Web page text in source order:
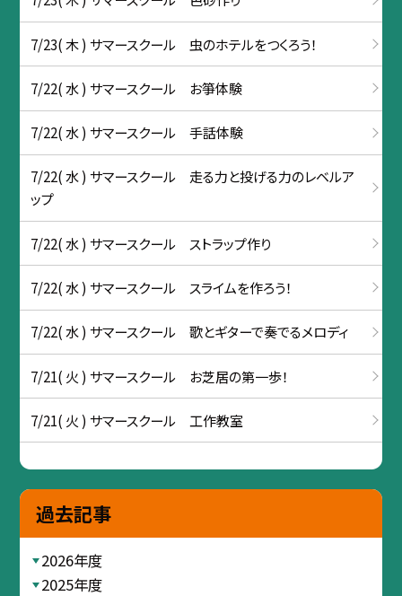
7/23( 木 ) サマースクール 虫のホテルをつくろう！
7/22( 水 ) サマースクール お箏体験
7/22( 水 ) サマースクール 手話体験
7/22( 水 ) サマースクール 走る力と投げる力のレベルア
ップ
7/22( 水 ) サマースクール ストラップ作り
7/22( 水 ) サマースクール スライムを作ろう！
7/22( 水 ) サマースクール 歌とギターで奏でるメロディ
7/21( 火 ) サマースクール お芝居の第一歩！
7/21( 火 ) サマースクール 工作教室
過去記事
2026年度
2025年度